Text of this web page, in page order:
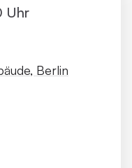
Uhr
Berlin